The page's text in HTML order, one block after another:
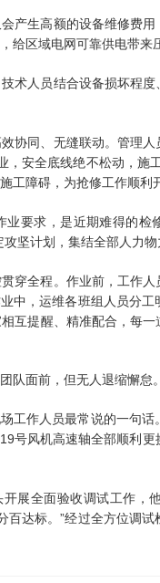
产生高额的设备维修费
区域电网可靠供电带来
术人员结合设备损坏程
协同、无缝联动。管理
安全底线绝不松动，施
工障碍，为抢修工作顺利
要求，是近期难得的检
坚计划，集结全部人力物
穿全程。作业前，工作
中，运维各班组人员分
互提醒、精准配合，每
队面前，但无人退缩懈怠。
工作人员最常说的一句话
号风机高速轴全部顺利
展全面验收调试工作，
达标。”经过全方位调